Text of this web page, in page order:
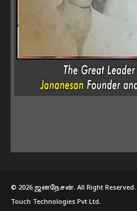
© 2026 ஜனநேசன். All Right Reserved.
Touch Technologies Pvt Ltd.